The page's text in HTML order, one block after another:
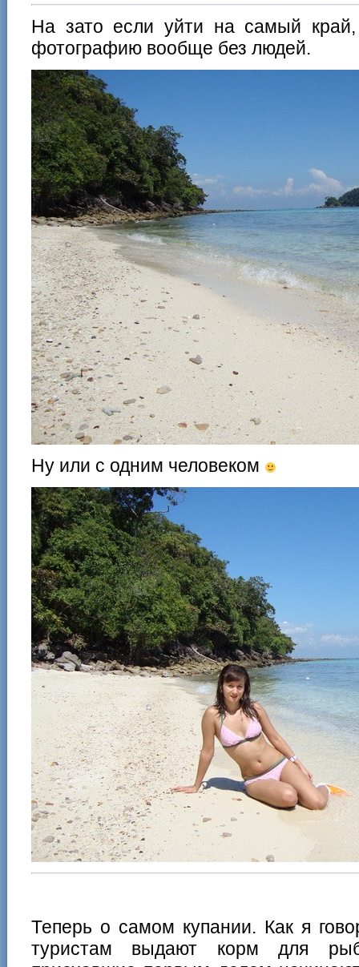
На зато если уйти на самый
фотографию вообще без людей.
Ну или с одним человеком
Теперь о самом купании. Как я
туристам выдают корм для